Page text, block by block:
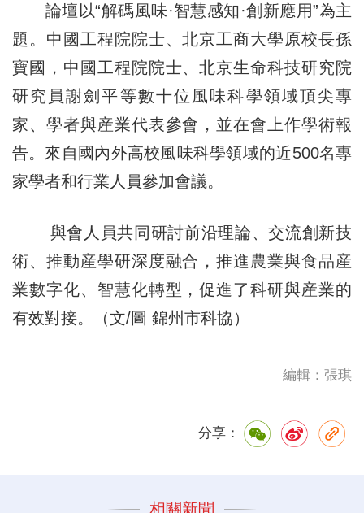
論壇以“解碼風味·智慧感知·創新應用”為主
題。中國工程院院士、北京工商大學原校長孫
寶國，中國工程院院士、北京生命科技研究院
研究員謝劍平等數十位風味科學領域頂尖專
家、學者與産業代表參會，並在會上作學術報
告。來自國內外高校風味科學領域的近500名專
家學者和行業人員參加會議。
與會人員共同研討前沿理論、交流創新技
術、推動産學研深度融合，推進農業與食品産
業數字化、智慧化轉型，促進了科研與産業的
有效對接。（文/圖 錦州市科協）
編輯：張琪
分享：
相關新聞